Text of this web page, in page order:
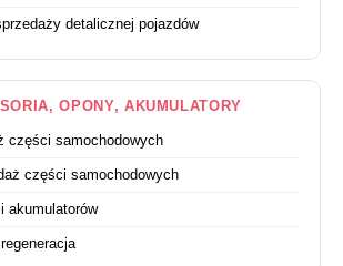
detalicznej pojazdów
OPONY, AKUMULATORY
części samochodowych
części samochodowych
akumulatorów